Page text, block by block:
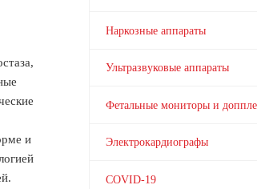
и
Наркозные аппараты
Ультразвуковые аппараты
Фетальные мониторы и
Электрокардиографы
COVID-19